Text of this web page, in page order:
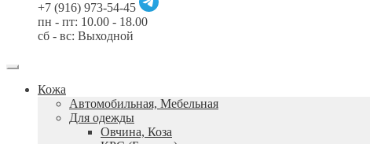
+7 (916) 973-54-45
пн - пт: 10.00 - 18.00
сб - вс: Выходной
Кожа
Автомобильная, Мебельная
Для одежды
Овчина, Коза